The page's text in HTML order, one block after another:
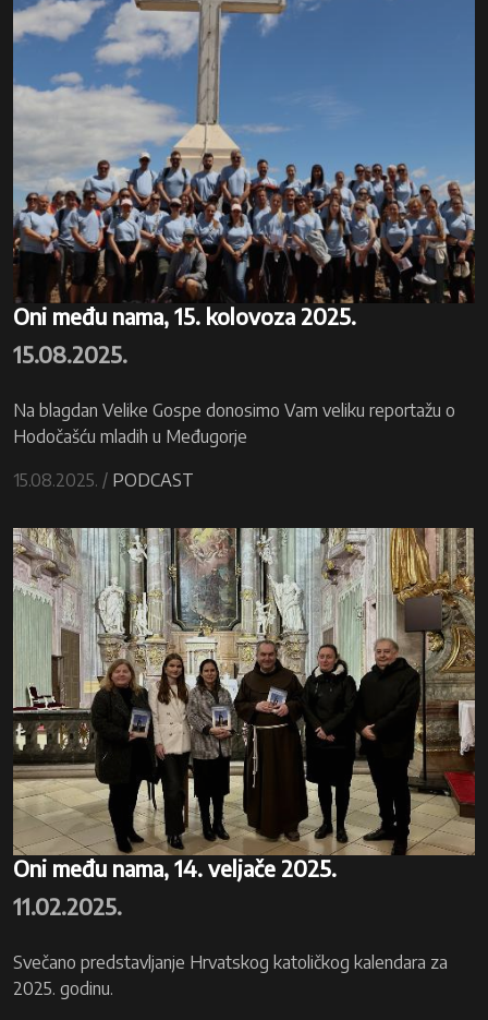
Oni među nama, 15. kolovoza 2025.
15.08.2025.
Na blagdan Velike Gospe donosimo Vam veliku reportažu o
Hodočašću mladih u Međugorje
15.08.2025. / PODCAST
Oni među nama, 14. veljače 2025.
11.02.2025.
Svečano predstavljanje Hrvatskog katoličkog kalendara za
2025. godinu.